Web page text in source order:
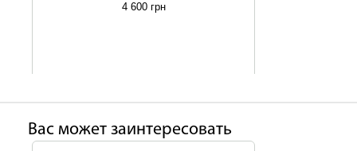
4 600 грн
Ваc может заинтересовать